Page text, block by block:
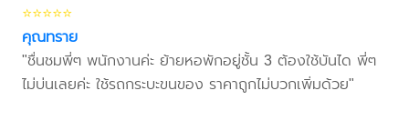
⭐⭐⭐⭐⭐
คุณทราย
"ชื่นชมพี่ๆ พนักงานค่ะ ย้ายหอพักอยู่ชั้น 3 ต้องใช้บันได พี่ๆ
ไม่บ่นเลยค่ะ ใช้รถกระบะขนของ ราคาถูกไม่บวกเพิ่มด้วย"